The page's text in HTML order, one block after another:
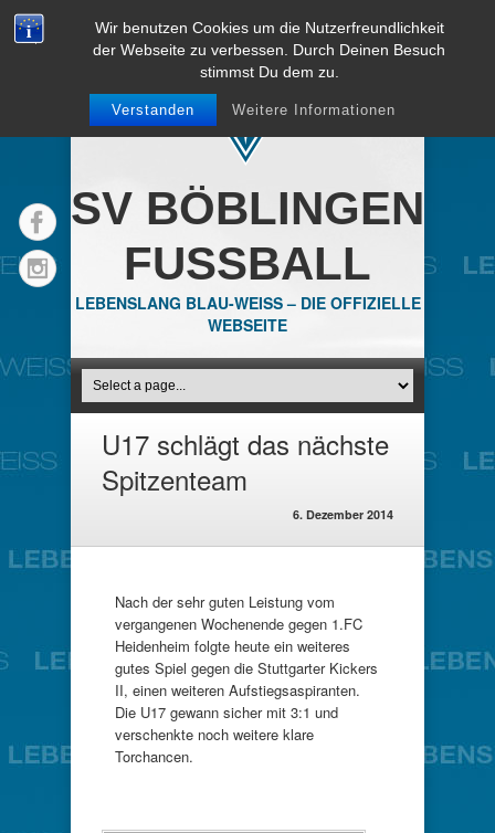
Wir benutzen Cookies um die Nutzerfreundlichkeit
der Webseite zu verbessen. Durch Deinen Besuch
stimmst Du dem zu.
Verstanden Weitere Informationen
SV BÖBLINGEN
FUSSBALL
LEBENSLANG BLAU-WEISS – DIE OFFIZIELLE
WEBSEITE
U17 schlägt das nächste
Spitzenteam
6. Dezember 2014
Nach der sehr guten Leistung vom
vergangenen Wochenende gegen 1.FC
Heidenheim folgte heute ein weiteres
gutes Spiel gegen die Stuttgarter Kickers
II, einen weiteren Aufstiegsaspiranten.
Die U17 gewann sicher mit 3:1 und
verschenkte noch weitere klare
Torchancen.